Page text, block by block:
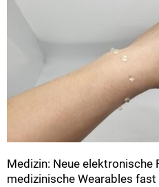
Medizin: Neue elektronische
medizinische Wearables